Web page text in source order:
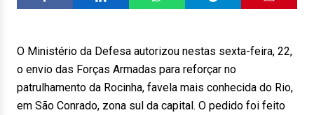
O Ministério da Defesa autorizou nestas sexta-feira, 22,
o envio das Forças Armadas para reforçar no
patrulhamento da Rocinha, favela mais conhecida do Rio,
em São Conrado, zona sul da capital. O pedido foi feito